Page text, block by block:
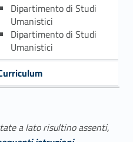
Dipartimento di Studi
Umanistici
Dipartimento di Studi
Umanistici
a lato risultino assenti,